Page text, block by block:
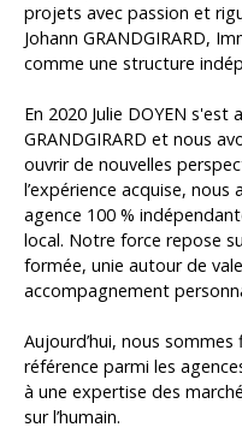
projets avec passion et
Johann GRANDGIRARD,
comme une structure
En 2020 Julie DOYEN s'est
GRANDGIRARD et nous
ouvrir de nouvelles
l’expérience acquise, nous
agence 100 %
local. Notre force repose
formée, unie autour de
accompagnement
Aujourd’hui, nous
référence parmi les
à une expertise des
sur l’humain.